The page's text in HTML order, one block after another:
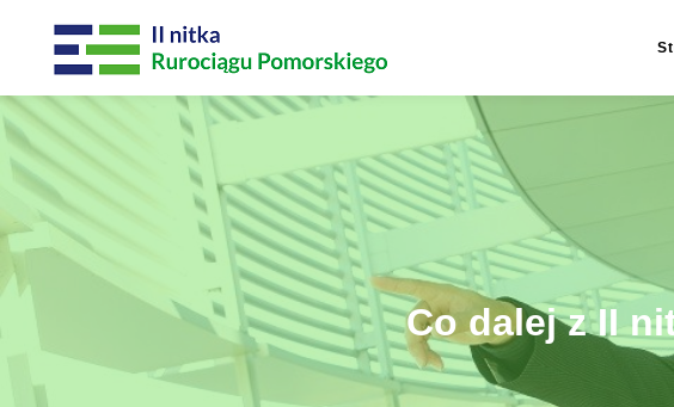
Co dalej z II